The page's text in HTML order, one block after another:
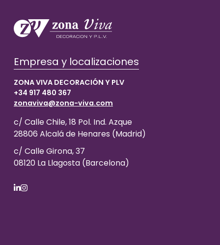
Empresa y localizaciones
ZONA VIVA DECORACIÓN Y PLV
+34 917 480 367
zonaviva@zona-viva.com
c/ Calle Chile, 18 Pol. Ind. Azque
28806 Alcalá de Henares (Madrid)
c/ Calle Girona, 37
08120 La Llagosta (Barcelona)
LinkedIn
Instagram